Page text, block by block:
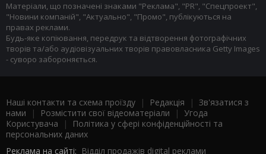
Матеріали, що позначені знаками "Реклама", "PR", "Спецпроект",
"Новини компаній", "Актуально", "Промо", публікуються на
правах реклами.
Будь-яке копіювання, передрук та відтворення фотографічних
творів та/або аудіовізуальних творів правовласника Getty Images
- суворо забороняється.
Наші контакти та схема проїзду | Редакція | Зв'язатися з
нами | Розмістити свої відеоматеріали | Угода
Користувача |
Політика у сфері конфіденційності та
персональних даних
Реклама на сайті: Відділ продажів digital реклами